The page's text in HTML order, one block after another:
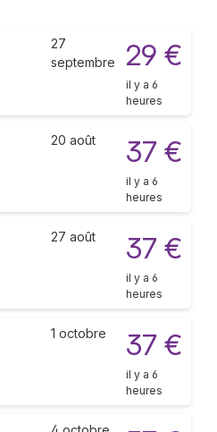
27
septembre
29 €
il y a 6
heures
20 août 37 €
il y a 6
heures
27 août 37 €
il y a 6
heures
1 octobre 37 €
il y a 6
heures